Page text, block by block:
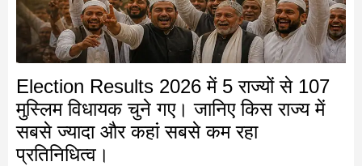
Election Results 2026 में 5 राज्यों से 107
मुस्लिम विधायक चुने गए। जानिए किस राज्य में
सबसे ज्यादा और कहां सबसे कम रहा
प्रतिनिधित्व।